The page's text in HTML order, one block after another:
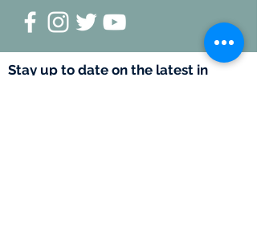
Stay up to date on the latest in